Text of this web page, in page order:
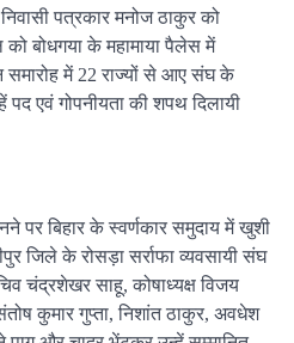
पत्रकार मनोज ठाकुर को
बोधगया के महामाया पैलेस में
में 22 राज्यों से आए संघ के
पद एवं गोपनीयता की शपथ दिलायी
पर बिहार के स्वर्णकार समुदाय में खुशी
जिले के रोसड़ा सर्राफा व्यवसायी संघ
चंद्रशेखर साहू, कोषाध्यक्ष विजय
कुमार गुप्ता, निशांत ठाकुर, अवधेश